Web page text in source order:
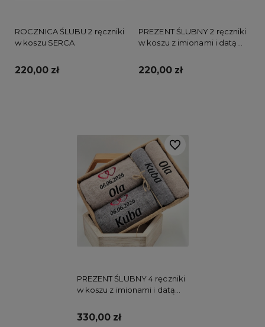
ROCZNICA ŚLUBU 2 ręczniki
w koszu SERCA
220,00 zł
PREZENT ŚLUBNY 2 ręczniki
w koszu z imionami i datą
220,00 zł
PREZENT ŚLUBNY 4 ręczniki
w koszu z imionami i datą
330,00 zł
Do ulubionych